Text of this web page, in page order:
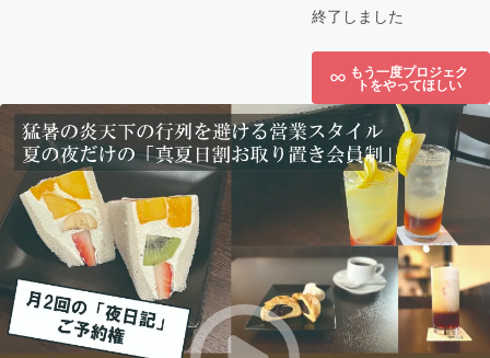
終了しました
もう一度プロジェク
トをやってほしい